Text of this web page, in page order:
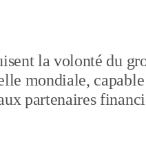
la volonté du
mondiale,
partenaires